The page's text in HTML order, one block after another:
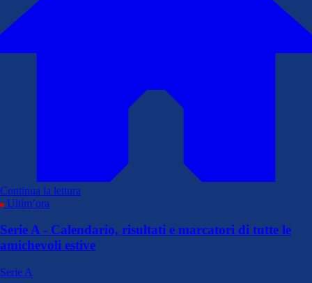
Continua la lettura
Ultim’ora
Serie A - Calendario, risultati e marcatori di tutte le
amichevoli estive
Serie A